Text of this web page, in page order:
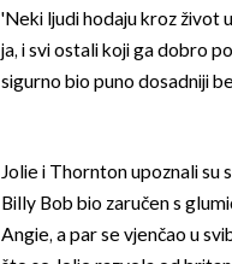
'Neki ljudi hodaju kroz život
ja, i svi ostali koji ga dobro
sigurno bio puno dosadniji
Jolie i Thornton upoznali su
Billy Bob bio zaručen s
Angie, a par se vjenčao u